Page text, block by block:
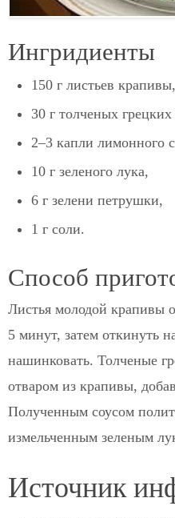
Ингридиенты
150 г листьев крапивы,
30 г толченых грецких
2–3 капли лимонного
10 г зеленого лука,
6 г зелени петрушки,
1 г соли.
Способ
Листья молодой крапивы
5 минут, затем откинуть
нашинковать. Толченые
отваром из крапивы,
Полученным соусом
измельченным зеленым
Источник